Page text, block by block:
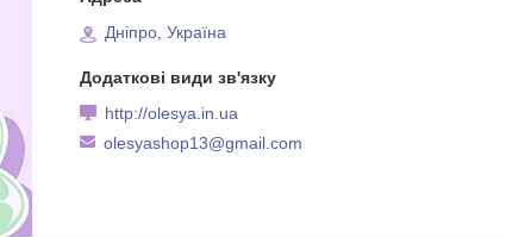
Дніпро, Україна
http://olesya.in.ua
olesyashop13@gmail.com